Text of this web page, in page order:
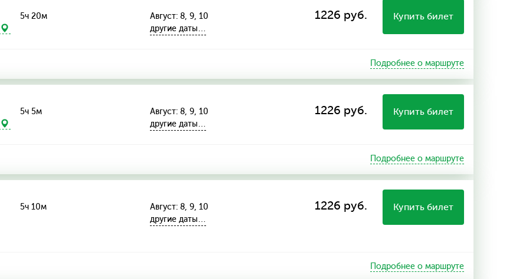
5ч 20м
Август: 8, 9, 10
другие даты…
1226 руб. Купить билет
Подробнее о маршруте
5ч 5м
Август: 8, 9, 10
другие даты…
1226 руб. Купить билет
Подробнее о маршруте
5ч 10м
Август: 8, 9, 10
другие даты…
1226 руб. Купить билет
Подробнее о маршруте